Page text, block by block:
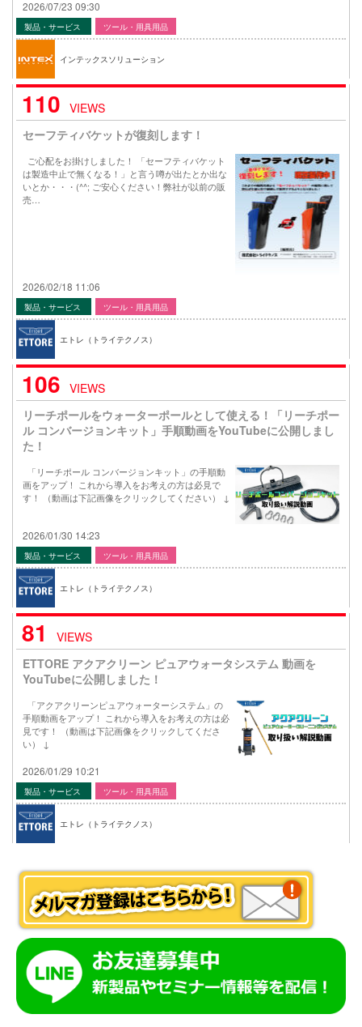
2026/07/23 09:30
製品・サービス ツール・用具用品
インテックスソリューション
110 VIEWS
セーフティバケットが復刻します！
ご心配をお掛けしました！ 「セーフティバケット
は製造中止で無くなる！」と言う噂が出たとか出な
いとか・・・(^^; ご安心ください！弊社が以前の販
売…
2026/02/18 11:06
製品・サービス ツール・用具用品
エトレ（トライテクノス）
106 VIEWS
リーチポールをウォーターポールとして使える！「リーチポー
ル コンバージョンキット」手順動画をYouTubeに公開しまし
た！
「リーチポール コンバージョンキット」の手順動
画をアップ！ これから導入をお考えの方は必見で
す！ （動画は下記画像をクリックしてください） ↓
2026/01/30 14:23
製品・サービス ツール・用具用品
エトレ（トライテクノス）
81
VIEWS
ETTORE アクアクリーン ピュアウォータシステム 動画を
YouTubeに公開しました！
「アクアクリーンピュアウォーターシステム」の
手順動画をアップ！ これから導入をお考えの方は必
見です！ （動画は下記画像をクリックしてくださ
い） ↓
2026/01/29 10:21
製品・サービス ツール・用具用品
エトレ（トライテクノス）